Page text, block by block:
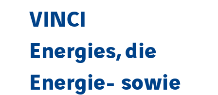
VINCI
Energies, die
Energie- sowie